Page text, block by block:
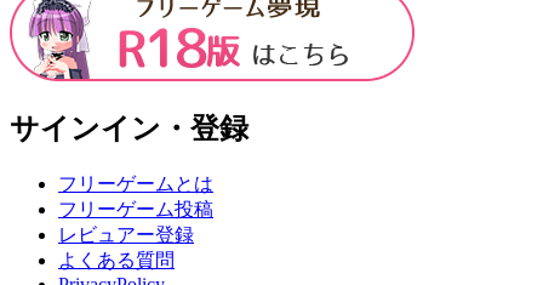
サインイン・登録
フリーゲームとは
フリーゲーム投稿
レビュアー登録
よくある質問